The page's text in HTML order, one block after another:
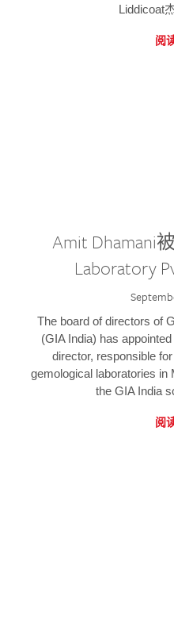
Liddicoat
阅
Amit Dhamani
Laboratory
The board of directors of
(GIA India) has
director, responsible
gemological laboratories in
the GIA India
阅